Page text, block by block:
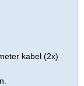
kabel (2x)